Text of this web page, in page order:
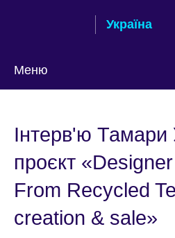
Україна
Меню
language
Інтерв'ю Тамари
проєкт
From Recycled
creation & sale»